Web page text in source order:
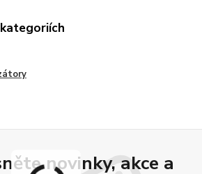
novinky, akce a